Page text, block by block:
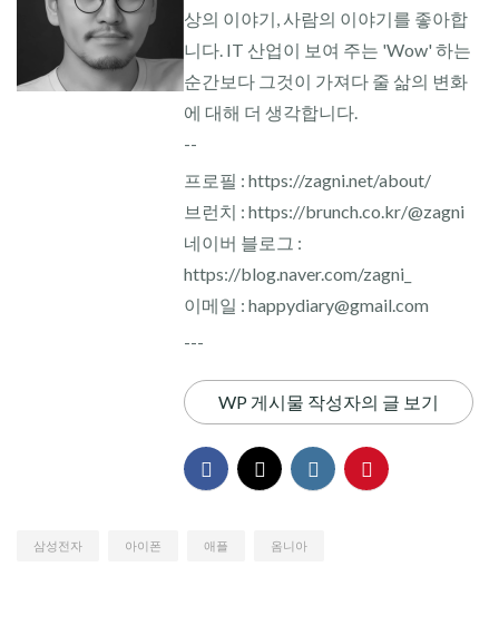
상의 이야기, 사람의 이야기를 좋아합
니다. IT 산업이 보여 주는 'Wow' 하는
순간보다 그것이 가져다 줄 삶의 변화
에 대해 더 생각합니다.
--
프로필 : https://zagni.net/about/
브런치 : https://brunch.co.kr/@zagni
네이버 블로그 :
https://blog.naver.com/zagni_
이메일 : happydiary@gmail.com
---
WP 게시물 작성자의 글 보기
삼성전자 아이폰 애플 옴니아